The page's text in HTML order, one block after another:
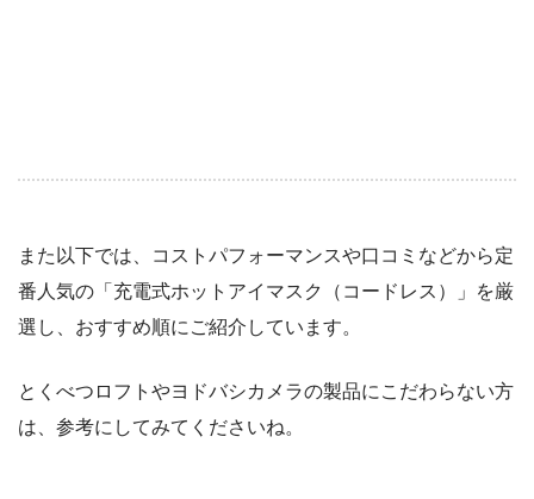
また以下では、コストパフォーマンスや口コミなどから定
番人気の「充電式ホットアイマスク（コードレス）」を厳
選し、おすすめ順にご紹介しています。
とくべつロフトやヨドバシカメラの製品にこだわらない方
は、参考にしてみてくださいね。